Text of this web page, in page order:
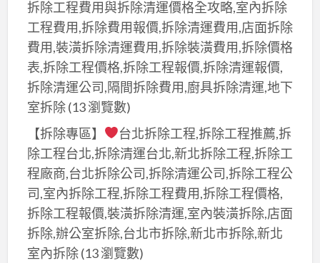
拆除工程費用與拆除清運價格全攻略,室內拆除
工程費用,拆除費用報價,拆除清運費用,店面拆除
費用,裝潢拆除清運費用,拆除裝潢費用,拆除價格
表,拆除工程價格,拆除工程報價,拆除清運報價,
拆除清運公司,隔間拆除費用,廚具拆除清運,地下
室拆除(13 瀏覽數)
【拆除專區】
台北拆除工程,拆除工程推薦,拆
除工程台北,拆除清運台北,新北拆除工程,拆除工
程廠商,台北拆除公司,拆除清運公司,拆除工程公
司,室內拆除工程,拆除工程費用,拆除工程價格,
拆除工程報價,裝潢拆除清運,室內裝潢拆除,店面
拆除,辦公室拆除,台北市拆除,新北市拆除,新北
室內拆除(13 瀏覽數)